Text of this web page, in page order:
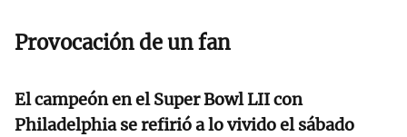
Provocación de un fan
El campeón en el Super Bowl LII con
Philadelphia se refirió a lo vivido el sábado